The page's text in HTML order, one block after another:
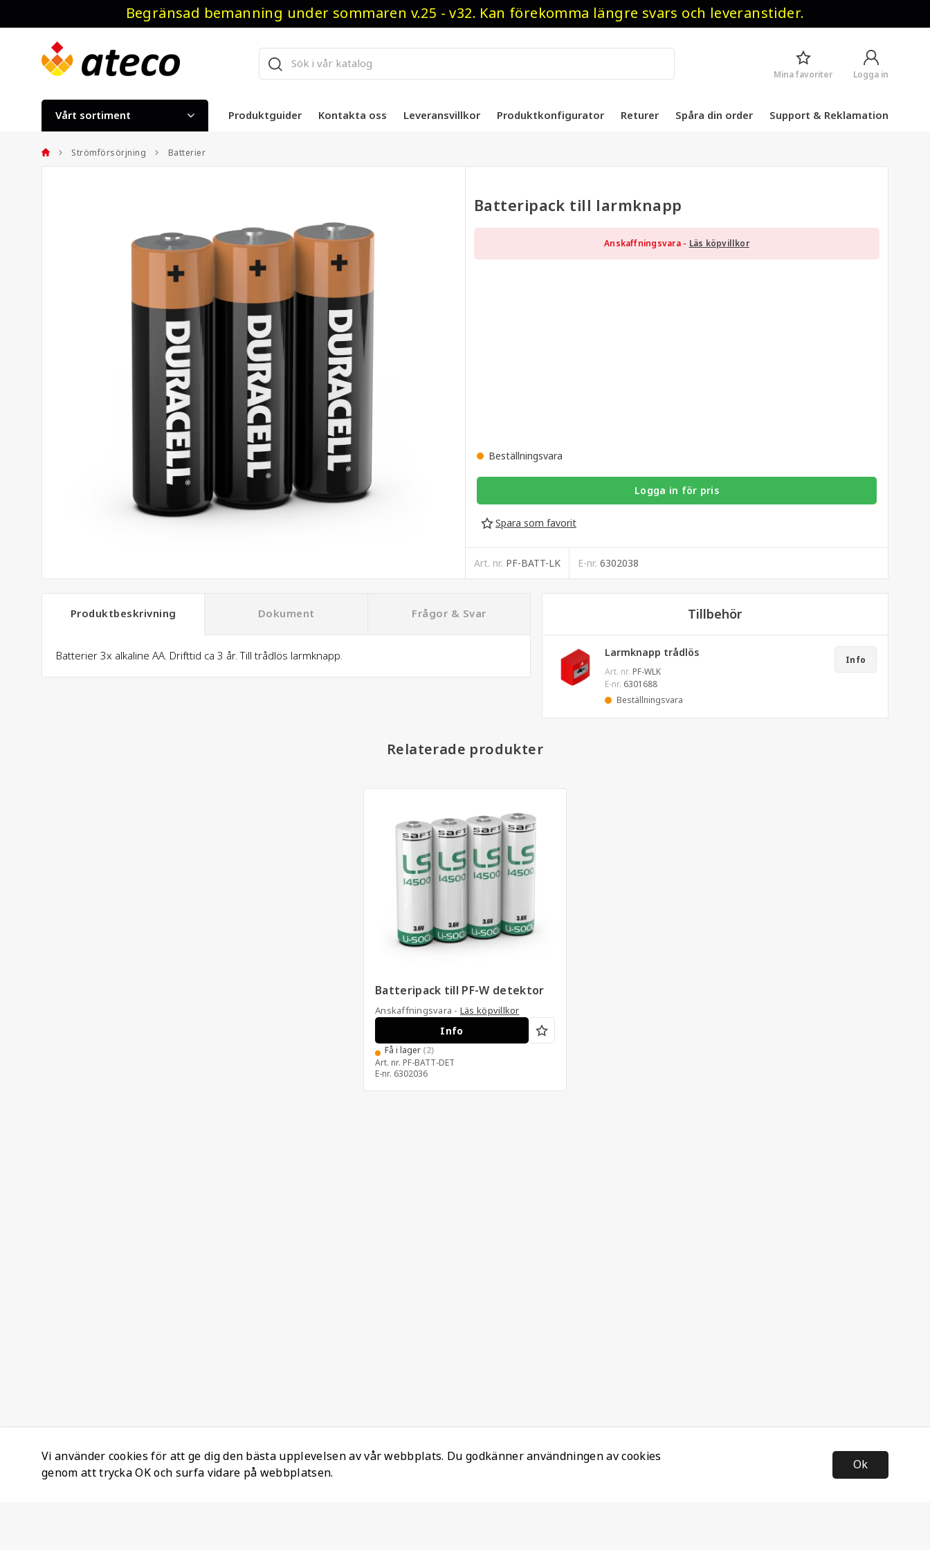
Begränsad bemanning under sommaren v.25 - v32. Kan förekomma längre svars och leveranstider.
Logga in
Mina favoriter
Vårt sortiment Produktguider Kontakta oss Leveransvillkor Produktkonfigurator Returer Spåra din order Support & Reklamation
Strömförsörjning Batterier
Batteripack till larmknapp
Anskaffningsvara - Läs köpvillkor
Beställningsvara
Logga in för pris
Spara som favorit
Art. nr. PF-BATT-LK E-nr. 6302038
Produktbeskrivning Dokument Frågor & Svar
Batterier 3x alkaline AA. Drifttid ca 3 år. Till trådlös larmknapp.
Tillbehör
Larmknapp trådlös
Art. nr. PF-WLK
E-nr. 6301688
Beställningsvara
Info
Relaterade produkter
Batteripack till PF-W detektor
Anskaffningsvara - Läs köpvillkor
Info
Få i lager (2)
Art. nr. PF-BATT-DET
E-nr. 6302036
Vi använder cookies för att ge dig den bästa upplevelsen av vår webbplats. Du godkänner användningen av cookies
genom att trycka OK och surfa vidare på webbplatsen.
Ok